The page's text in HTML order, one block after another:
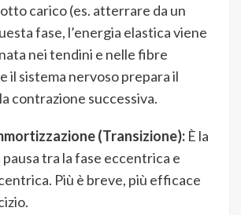
carico (es. atterrare da un
fase, l’energia elastica viene
nei tendini e nelle fibre
il sistema nervoso prepara il
contrazione successiva.
(Transizione): È la
tra la fase eccentrica e
Più è breve, più efficace